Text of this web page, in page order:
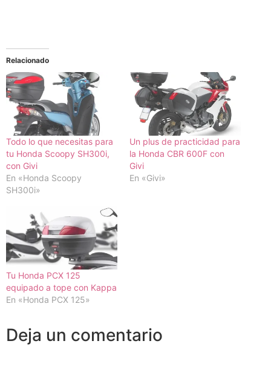
Relacionado
Todo lo que necesitas para
tu Honda Scoopy SH300i,
con Givi
En «Honda Scoopy
SH300i»
Un plus de practicidad para
la Honda CBR 600F con
Givi
En «Givi»
Tu Honda PCX 125
equipado a tope con Kappa
En «Honda PCX 125»
Deja un comentario